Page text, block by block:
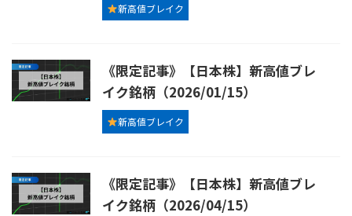
新高値ブレイク
《限定記事》【日本株】新高値ブレ
イク銘柄（2026/01/15）
新高値ブレイク
《限定記事》【日本株】新高値ブレ
イク銘柄（2026/04/15）